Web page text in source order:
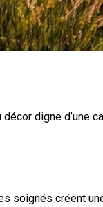
digne d’une
soignés créent